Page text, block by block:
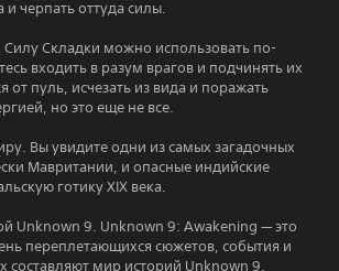
черпать оттуда силы.
Силу Складки можно использовать по-
входить в разум врагов и подчинять их
от пуль, исчезать из вида и поражать
но это еще не все.
Вы увидите одни из самых загадочных
Мавритании, и опасные индийские
готику XIX века.
Unknown 9. Unknown 9: Awakening — это
переплетающихся сюжетов, события и
составляют мир историй Unknown 9.